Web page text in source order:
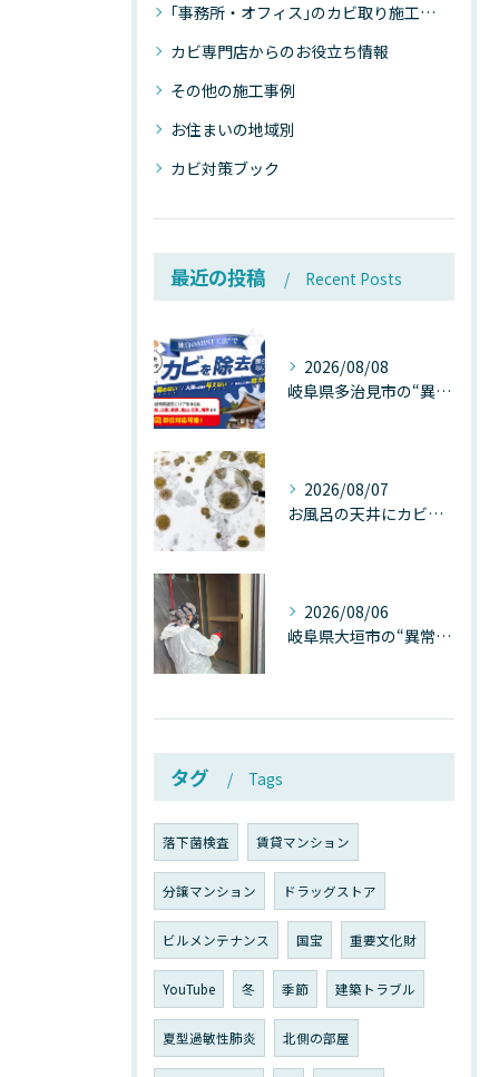
｢事務所・オフィス｣のカビ取り施工事例
カビ専門店からのお役立ち情報
その他の施工事例
お住まいの地域別
カビ対策ブック
最近の投稿 Recent Posts
2026/08/08
岐阜県多治見市の“異常な高温”が建物内部を破壊する──深層カビが急増する危険な温度差の正体
2026/08/07
お風呂の天井にカビが生えたら要注意！2026年8月の猛暑・高湿度で急増する浴室カビの原因と正しい対策
2026/08/06
岐阜県大垣市の“異常に高い気温”が建物内部を腐らせる──深層カビが爆発的に増える本当の理由
タグ Tags
落下菌検査 賃貸マンション
分譲マンション ドラッグストア
ビルメンテナンス 国宝 重要文化財
YouTube 冬 季節 建築トラブル
夏型過敏性肺炎 北側の部屋